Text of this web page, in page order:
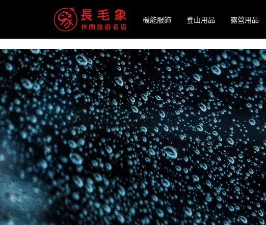
機能服飾
登山用品 露營用品